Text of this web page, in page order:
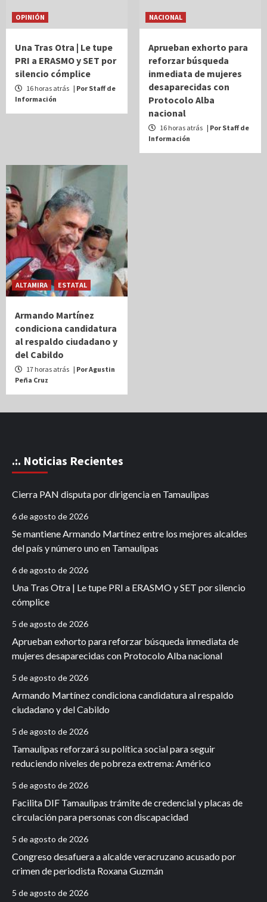
OPINIÓN
Una Tras Otra | Le tupe
PRI a ERASMO y SET por
silencio cómplice
16 horas atrás | Por Staff de
Información
NACIONAL
Aprueban exhorto para
reforzar búsqueda
inmediata de mujeres
desaparecidas con
Protocolo Alba
nacional
16 horas atrás | Por Staff de
Información
ALTAMIRA ESTATAL
Armando Martínez
condiciona candidatura
al respaldo ciudadano y
del Cabildo
17 horas atrás | Por Agustin
Peña Cruz
.:. Noticias Recientes
Cierra PAN disputa por dirigencia en Tamaulipas
6 de agosto de 2026
Se mantiene Armando Martínez entre los mejores alcaldes
del país y número uno en Tamaulipas
6 de agosto de 2026
Una Tras Otra | Le tupe PRI a ERASMO y SET por silencio
cómplice
5 de agosto de 2026
Aprueban exhorto para reforzar búsqueda inmediata de
mujeres desaparecidas con Protocolo Alba nacional
5 de agosto de 2026
Armando Martínez condiciona candidatura al respaldo
ciudadano y del Cabildo
5 de agosto de 2026
Tamaulipas reforzará su política social para seguir
reduciendo niveles de pobreza extrema: Américo
5 de agosto de 2026
Facilita DIF Tamaulipas trámite de credencial y placas de
circulación para personas con discapacidad
5 de agosto de 2026
Congreso desafuera a alcalde veracruzano acusado por
crimen de periodista Roxana Guzmán
5 de agosto de 2026